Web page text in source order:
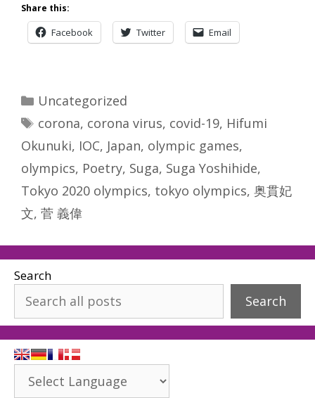
Share this:
Facebook Twitter Email
Categories
Uncategorized
Tags
corona, corona virus, covid-19, Hifumi
Okunuki, IOC, Japan, olympic games,
olympics, Poetry, Suga, Suga Yoshihide,
Tokyo 2020 olympics, tokyo olympics, 奥貫妃
文, 菅 義偉
Search
Search